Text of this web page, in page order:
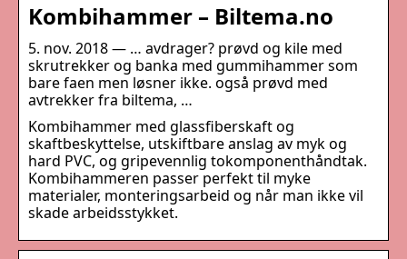
Kombihammer – Biltema.no
5. nov. 2018 — … avdrager? prøvd og kile med
skrutrekker og banka med gummihammer som
bare faen men løsner ikke. også prøvd med
avtrekker fra biltema, …
Kombihammer med glassfiberskaft og
skaftbeskyttelse, utskiftbare anslag av myk og
hard PVC, og gripevennlig tokomponenthåndtak.
Kombihammeren passer perfekt til myke
materialer, monteringsarbeid og når man ikke vil
skade arbeidsstykket.